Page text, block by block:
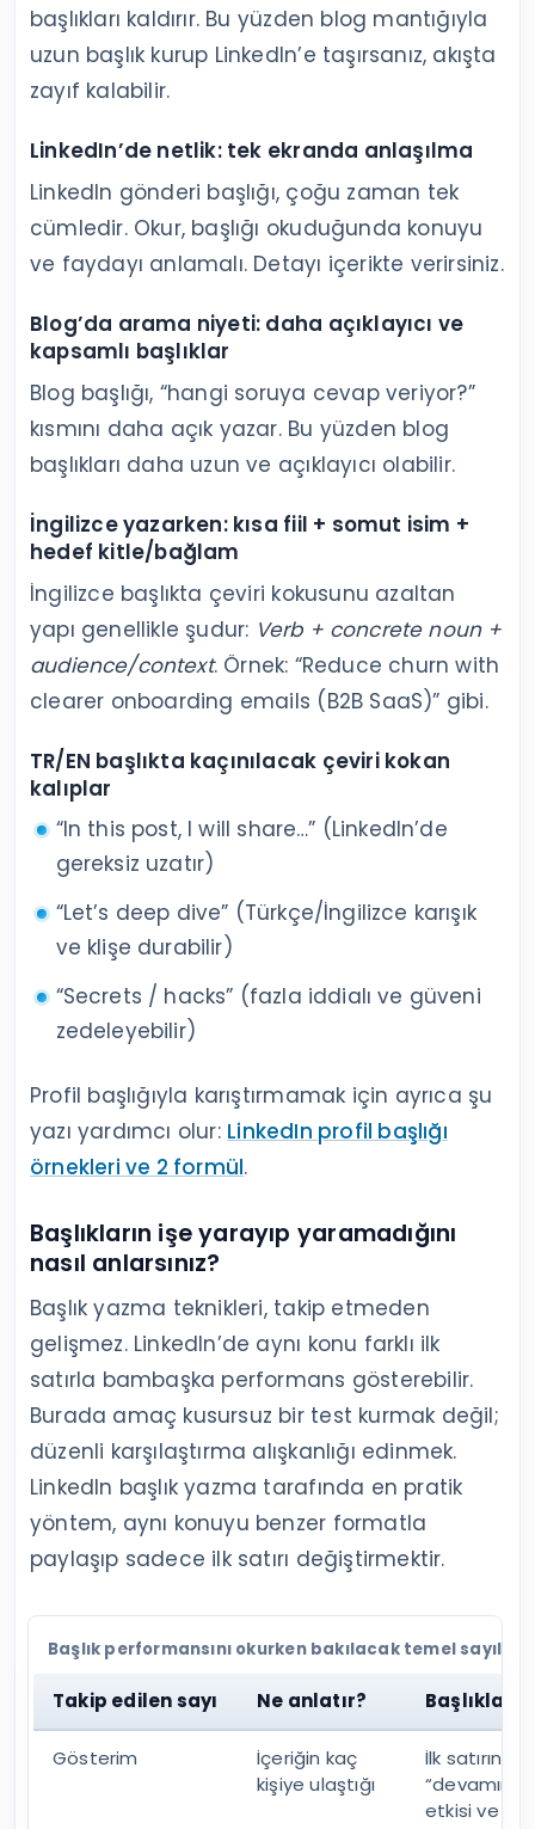
başlıkları kaldırır. Bu yüzden blog mantığıyla
uzun başlık kurup LinkedIn’e taşırsanız, akışta
zayıf kalabilir.
LinkedIn’de netlik: tek ekranda anlaşılma
LinkedIn gönderi başlığı, çoğu zaman tek
cümledir. Okur, başlığı okuduğunda konuyu
ve faydayı anlamalı. Detayı içerikte verirsiniz.
Blog’da arama niyeti: daha açıklayıcı ve
kapsamlı başlıklar
Blog başlığı, “hangi soruya cevap veriyor?”
kısmını daha açık yazar. Bu yüzden blog
başlıkları daha uzun ve açıklayıcı olabilir.
İngilizce yazarken: kısa fiil + somut isim +
hedef kitle/bağlam
İngilizce başlıkta çeviri kokusunu azaltan
yapı genellikle şudur: Verb + concrete noun +
audience/context. Örnek: “Reduce churn with
clearer onboarding emails (B2B SaaS)” gibi.
TR/EN başlıkta kaçınılacak çeviri kokan
kalıplar
“In this post, I will share…” (LinkedIn’de
gereksiz uzatır)
“Let’s deep dive” (Türkçe/İngilizce karışık
ve klişe durabilir)
“Secrets / hacks” (fazla iddialı ve güveni
zedeleyebilir)
Profil başlığıyla karıştırmamak için ayrıca şu
yazı yardımcı olur: LinkedIn profil başlığı
örnekleri ve 2 formül.
Başlıkların işe yarayıp yaramadığını
nasıl anlarsınız?
Başlık yazma teknikleri, takip etmeden
gelişmez. LinkedIn’de aynı konu farklı ilk
satırla bambaşka performans gösterebilir.
Burada amaç kusursuz bir test kurmak değil;
düzenli karşılaştırma alışkanlığı edinmek.
LinkedIn başlık yazma tarafında en pratik
yöntem, aynı konuyu benzer formatla
paylaşıp sadece ilk satırı değiştirmektir.
Başlık performansını okurken bakılacak temel sayılar
Takip edilen sayı Ne anlatır? Başlıkla
Gösterim
İçeriğin kaç
kişiye ulaştığı
İlk satırın
“devamını
etkisi ve ilk